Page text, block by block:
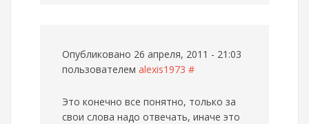
Опубликовано 26 апреля, 2011 - 21:03
пользователем alexis1973 #
Это конечно все понятно, только за
свои слова надо отвечать, иначе это